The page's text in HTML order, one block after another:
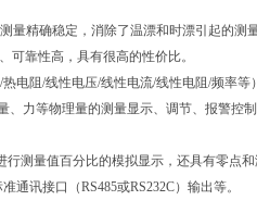
量精确稳定，消除了温漂和时漂引起的测
靠性高，具有很高的性价比。
阻/线性电压/线性电流/线性电阻/频率等
力等物理量的测量显示、调节、报警控
测量值百分比的模拟显示，还具有零点
讯接口（RS485或RS232C）输出等。